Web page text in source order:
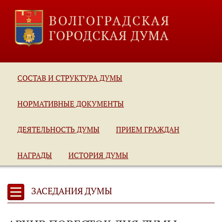
СОСТАВ И СТРУКТУРА ДУМЫ
НОРМАТИВНЫЕ ДОКУМЕНТЫ
ДЕЯТЕЛЬНОСТЬ ДУМЫ ПРИЕМ ГРАЖДАН
НАГРАДЫ ИСТОРИЯ ДУМЫ
ЗАСЕДАНИЯ ДУМЫ